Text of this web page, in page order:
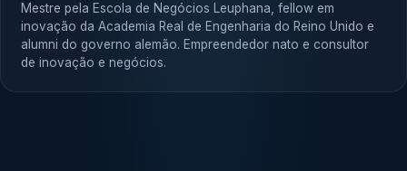
Mestre pela Escola de Negócios Leuphana, fellow em
inovação da Academia Real de Engenharia do Reino Unido e
alumni do governo alemão. Empreendedor nato e consultor
de inovação e negócios.